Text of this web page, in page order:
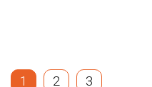
1 2 3